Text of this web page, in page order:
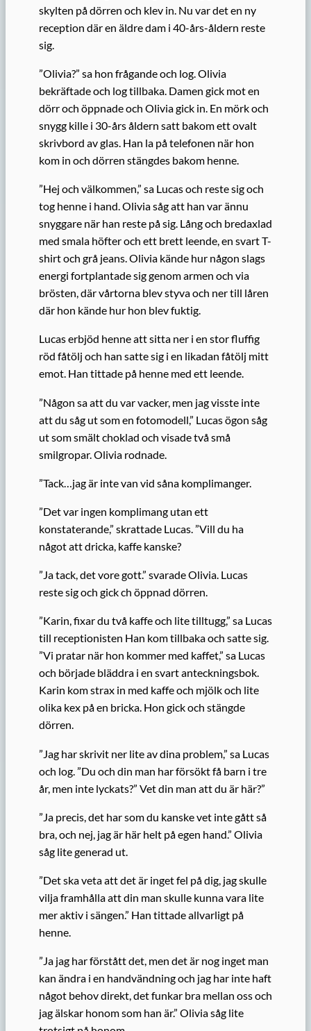
skylten på dörren och klev in. Nu var det en ny
reception där en äldre dam i 40-års-åldern reste
sig.
”Olivia?” sa hon frågande och log. Olivia
bekräftade och log tillbaka. Damen gick mot en
dörr och öppnade och Olivia gick in. En mörk och
snygg kille i 30-års åldern satt bakom ett ovalt
skrivbord av glas. Han la på telefonen när hon
kom in och dörren stängdes bakom henne.
”Hej och välkommen,” sa Lucas och reste sig och
tog henne i hand. Olivia såg att han var ännu
snyggare när han reste på sig. Lång och bredaxlad
med smala höfter och ett brett leende, en svart T-
shirt och grå jeans. Olivia kände hur någon slags
energi fortplantade sig genom armen och via
brösten, där vårtorna blev styva och ner till låren
där hon kände hur hon blev fuktig.
Lucas erbjöd henne att sitta ner i en stor fluffig
röd fåtölj och han satte sig i en likadan fåtölj mitt
emot. Han tittade på henne med ett leende.
”Någon sa att du var vacker, men jag visste inte
att du såg ut som en fotomodell,” Lucas ögon såg
ut som smält choklad och visade två små
smilgropar. Olivia rodnade.
”Tack…jag är inte van vid såna komplimanger.
”Det var ingen komplimang utan ett
konstaterande,” skrattade Lucas. ”Vill du ha
något att dricka, kaffe kanske?
”Ja tack, det vore gott.” svarade Olivia. Lucas
reste sig och gick ch öppnad dörren.
”Karin, fixar du två kaffe och lite tilltugg,” sa Lucas
till receptionisten Han kom tillbaka och satte sig.
”Vi pratar när hon kommer med kaffet,” sa Lucas
och började bläddra i en svart anteckningsbok.
Karin kom strax in med kaffe och mjölk och lite
olika kex på en bricka. Hon gick och stängde
dörren.
”Jag har skrivit ner lite av dina problem,” sa Lucas
och log. ”Du och din man har försökt få barn i tre
år, men inte lyckats?” Vet din man att du är här?”
”Ja precis, det har som du kanske vet inte gått så
bra, och nej, jag är här helt på egen hand.” Olivia
såg lite generad ut.
”Det ska veta att det är inget fel på dig, jag skulle
vilja framhålla att din man skulle kunna vara lite
mer aktiv i sängen.” Han tittade allvarligt på
henne.
”Ja jag har förstått det, men det är nog inget man
kan ändra i en handvändning och jag har inte haft
något behov direkt, det funkar bra mellan oss och
jag älskar honom som han är.” Olivia såg lite